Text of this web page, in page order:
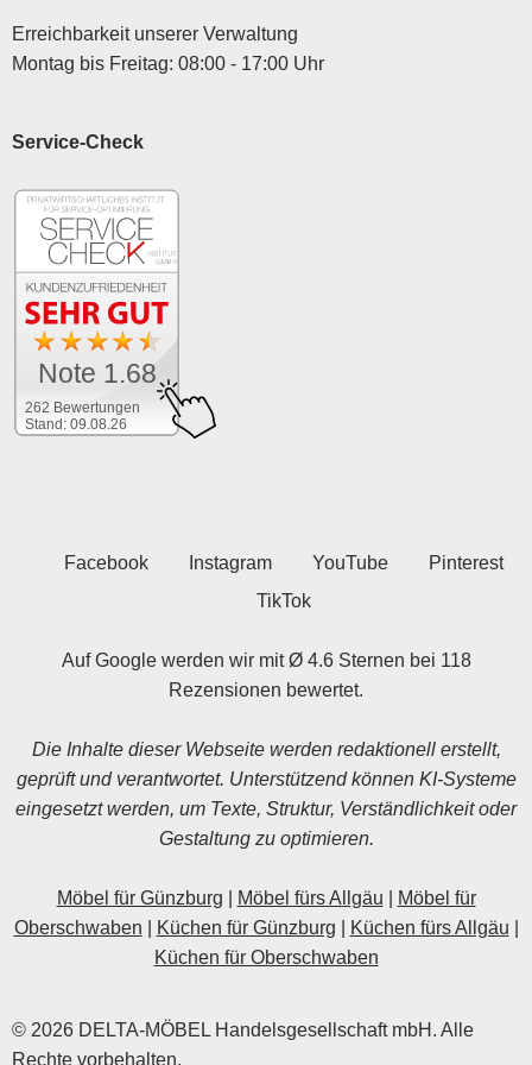
Erreichbarkeit unserer Verwaltung
Montag bis Freitag: 08:00 - 17:00 Uhr
Service-Check
262 Bewertungen
Stand: 09.08.26
Note 1.68
Facebook Instagram YouTube
Pinterest
TikTok
Auf Google werden wir mit Ø 4.6 Sternen bei 118
Rezensionen bewertet.
Die Inhalte dieser Webseite werden redaktionell erstellt,
geprüft und verantwortet. Unterstützend können KI-Systeme
eingesetzt werden, um Texte, Struktur, Verständlichkeit oder
Gestaltung zu optimieren.
Möbel für Günzburg Möbel fürs Allgäu
Möbel für
Oberschwaben
Küchen für Günzburg Küchen fürs Allgäu
Küchen für Oberschwaben
© 2026 DELTA-MÖBEL Handelsgesellschaft mbH. Alle
Rechte vorbehalten.